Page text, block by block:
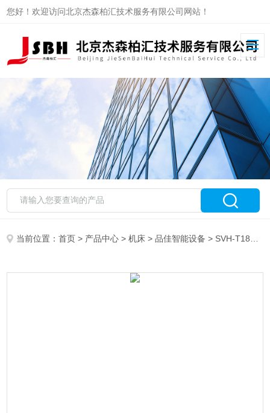
您好！欢迎访问北京杰森柏汇技术服务有限公司网站！
当前位置：首页 > 产品中心 >机床 >品佳智能设备 > SVH-T1800高速钻攻中心机系列